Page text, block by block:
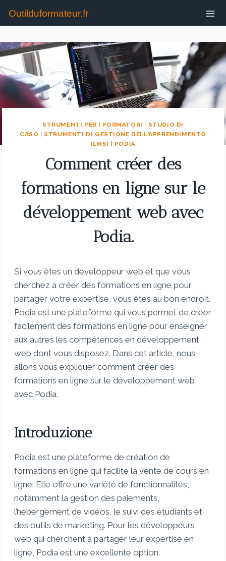
Outilduformateur.fr
STRUMENTI PER I FORMATORI | STUDIO DI
CASO |STRUMENTI DI GESTIONE DELL'APPRENDIMENTO
(LMS) | PODIA
Comment créer des
formations en ligne sur le
développement web avec
Podia.
Si vous êtes un développeur web et que vous
cherchez à créer des formations en ligne pour
partager votre expertise, vous êtes au bon endroit.
Podia est une plateforme qui vous permet de créer
facilement des formations en ligne pour enseigner
aux autres les compétences en développement
web dont vous disposez. Dans cet article, nous
allons vous expliquer comment créer des
formations en ligne sur le développement web
avec Podia.
Introduzione
Podia est une plateforme de création de
formations en ligne qui facilite la vente de cours en
ligne. Elle offre une variété de fonctionnalités,
notamment la gestion des paiements,
l’hébergement de vidéos, le suivi des étudiants et
des outils de marketing. Pour les développeurs
web qui cherchent à partager leur expertise en
ligne, Podia est une excellente option.